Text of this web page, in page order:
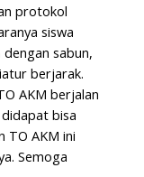
protokol
siswa
sabun,
berjarak.
AKM berjalan
bisa
TO AKM ini
Semoga